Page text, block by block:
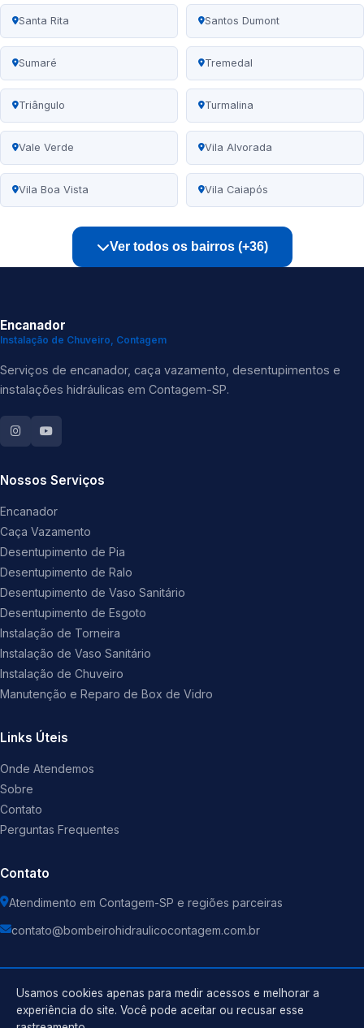
Santa Rita Santos Dumont
Sumaré Tremedal
Triângulo Turmalina
Vale Verde Vila Alvorada
Vila Boa Vista Vila Caiapós
Ver todos os bairros (+36)
Encanador
Instalação de Chuveiro, Contagem
Serviços de encanador, caça vazamento, desentupimentos e
instalações hidráulicas em Contagem-SP.
Nossos Serviços
Encanador
Caça Vazamento
Desentupimento de Pia
Desentupimento de Ralo
Desentupimento de Vaso Sanitário
Desentupimento de Esgoto
Instalação de Torneira
Instalação de Vaso Sanitário
Instalação de Chuveiro
Manutenção e Reparo de Box de Vidro
Links Úteis
Onde Atendemos
Sobre
Contato
Perguntas Frequentes
Contato
Atendimento em Contagem-SP e regiões parceiras
contato@bombeirohidraulicocontagem.com.br
2026 Encanador . Todos os direitos reservados.
Usamos cookies apenas para medir acessos e melhorar a
experiência do site. Você pode aceitar ou recusar esse